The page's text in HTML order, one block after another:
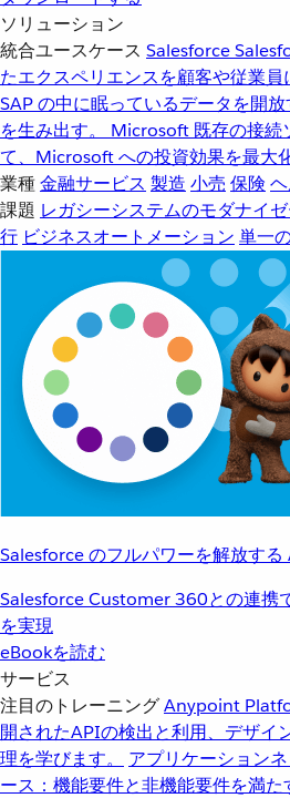
ソリューション
統合ユースケース Salesforce
たエクスペリエンスを顧客や従業員
SAP の中に眠っているデータを開
を生み出す。
Microsoft 既存の接続
て、Microsoft への投資効果を最大化
業種金融サービス 製造 小売 保険
課題 レガシーシステムのモダナイ
行 ビジネスオートメーション 単一
Salesforce のフルパワーを解放する
Salesforce Customer 360との連携
を実現
eBookを読む
サービス
注目のトレーニングAnypoint
開されたAPIの検出と利用、デザイ
理を学びます。
アプリケーション
ース：機能要件と非機能要件を満